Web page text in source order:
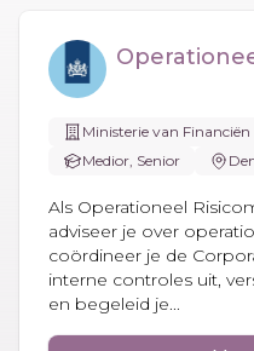
Ministerie van Financiën
Medior, Senior
Als Operationeel
adviseer je over
coördineer je de
interne controles uit,
en begeleid je...